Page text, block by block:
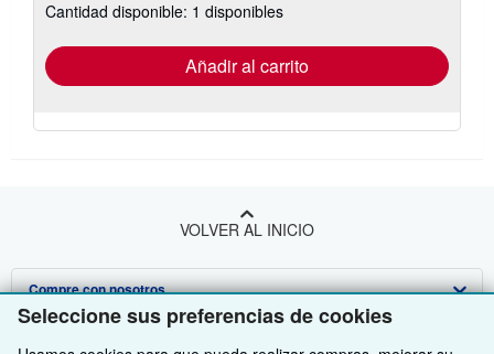
Seleccione sus preferencias de cookies
las
tarifas
envío
Cantidad disponible: 1 disponibles
Añadir al carrito
VOLVER AL INICIO
Compre con nosotros